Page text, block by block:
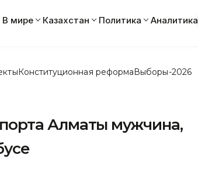
В мире Казахстан Политика Аналитика
Конституционная реформаВыборы-2026
Алматы мужчина,